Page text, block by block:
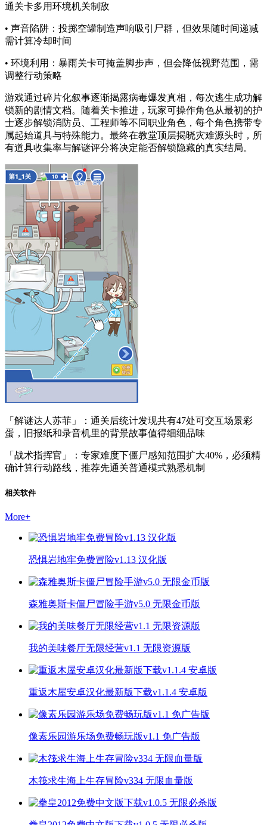
通关卡多用环境机关制敌
• 声音陷阱：投掷空罐制造声响吸引尸群，但效果随时间递减
需计算冷却时间
• 环境利用：暴雨关卡可掩盖脚步声，但会降低视野范围，需
调整行动策略
游戏通过碎片化叙事逐渐揭露病毒爆发真相，每次逃生成功解
锁新的剧情文档。随着关卡推进，玩家可操作角色从最初的护
士逐步解锁消防员、工程师等不同职业角色，每个角色携带专
属起始道具与特殊能力。最终在教堂顶层揭晓灾难源头时，所
有道具收集率与解谜评分将决定能否解锁隐藏的真实结局。
「解谜达人苏菲」：通关后统计发现共有47处可交互场景彩
蛋，旧报纸和录音机里的背景故事值得细细品味
「战术指挥官」：专家难度下僵尸感知范围扩大40%，必须精
确计算行动路线，推荐先通关普通模式熟悉机制
相关软件
More+
恐惧岩地牢免费冒险v1.13 汉化版
森雅奥斯卡僵尸冒险手游v5.0 无限金币版
我的美味餐厅无限经营v1.1 无限资源版
重返木屋安卓汉化最新版下载v1.1.4 安卓版
像素乐园游乐场免费畅玩版v1.1 免广告版
木筏求生海上生存冒险v334 无限血量版